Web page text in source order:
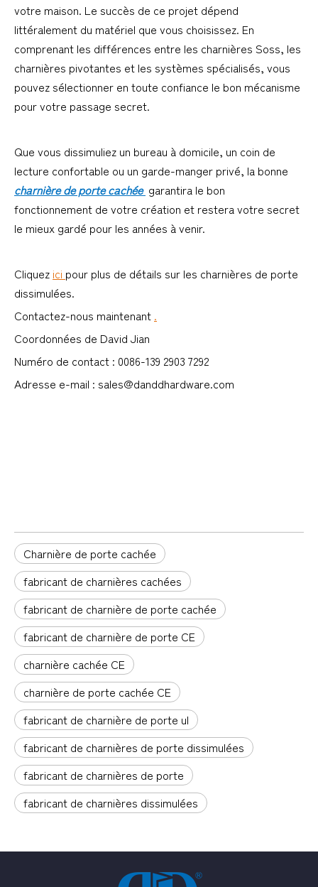
votre maison. Le succès de ce projet dépend
littéralement du matériel que vous choisissez. En
comprenant les différences entre les charnières Soss, les
charnières pivotantes et les systèmes spécialisés, vous
pouvez sélectionner en toute confiance le bon mécanisme
pour votre passage secret.
Que vous dissimuliez un bureau à domicile, un coin de
charnière de porte cachée garantira le bon
fonctionnement de votre création et restera votre secret
le mieux gardé pour les années à venir.
Cliquez ici pour plus de détails sur les charnières de porte
dissimulées.
Contactez-nous maintenant .
Coordonnées de David Jian
Numéro de contact : 0086-139 2903 7292
Adresse e-mail : sales@danddhardware.com
Charnière de porte cachée
fabricant de charnières cachées
fabricant de charnière de porte cachée
fabricant de charnière de porte CE
charnière cachée CE
charnière de porte cachée CE
fabricant de charnière de porte ul
fabricant de charnières de porte dissimulées
fabricant de charnières de porte
fabricant de charnières dissimulées